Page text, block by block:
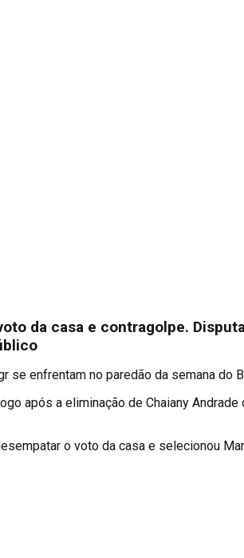
da casa e contragolpe.
se enfrentam no paredão da semana
após a eliminação de Chaiany
o voto da casa e selecionou